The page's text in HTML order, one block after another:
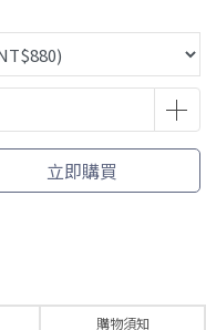
立即購買
購物須知